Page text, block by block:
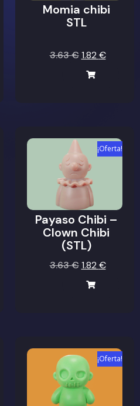
Momia chibi
STL
3.63€ 1.82 €
¡Oferta!
Payaso Chibi –
Clown Chibi
(STL)
3.63€ 1.82 €
¡Oferta!